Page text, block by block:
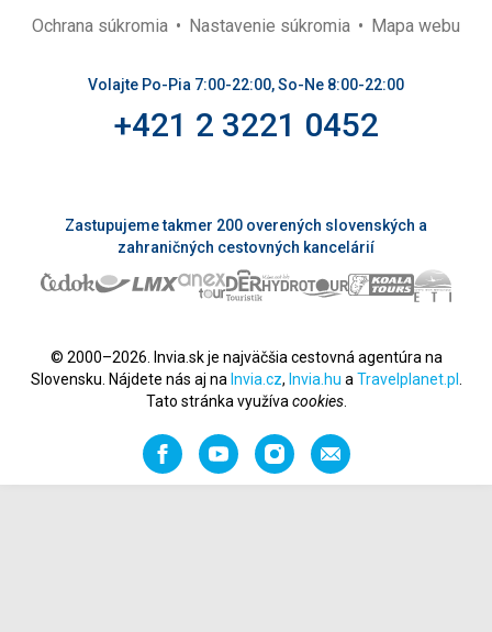
Ochrana súkromia Nastavenie súkromia Mapa webu
Volajte Po-Pia 7:00-22:00, So-Ne 8:00-22:00
+421 2 3221 0452
Zastupujeme takmer 200 overených slovenských a
zahraničných cestovných kancelárií
© 2000–2026. Invia.sk je najväčšia cestovná agentúra na
Slovensku. Nájdete nás aj na Invia.cz, Invia.hu a Travelplanet.pl
Tato stránka využíva cookies.
FacebookYouTubeInstagramOdporučiť